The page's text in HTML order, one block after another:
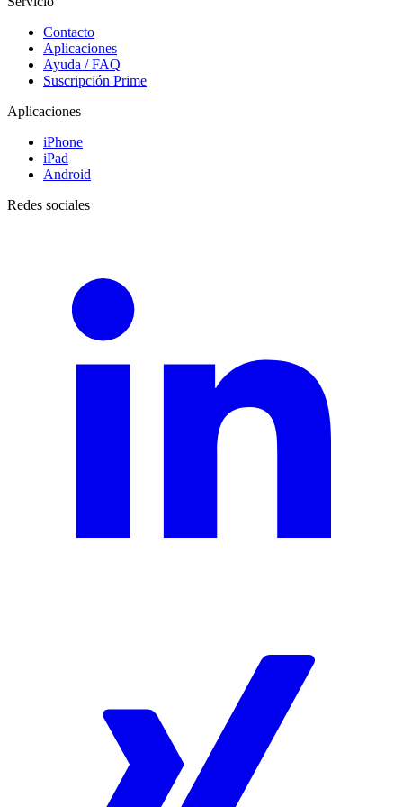
Contacto
Aplicaciones
Ayuda / FAQ
Suscripción Prime
Aplicaciones
iPhone
iPad
Android
Redes sociales